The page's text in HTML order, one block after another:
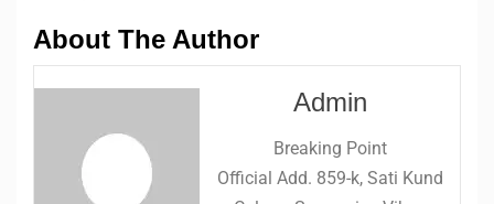
About The Author
Admin
Breaking Point
Official Add. 859-k, Sati Kund